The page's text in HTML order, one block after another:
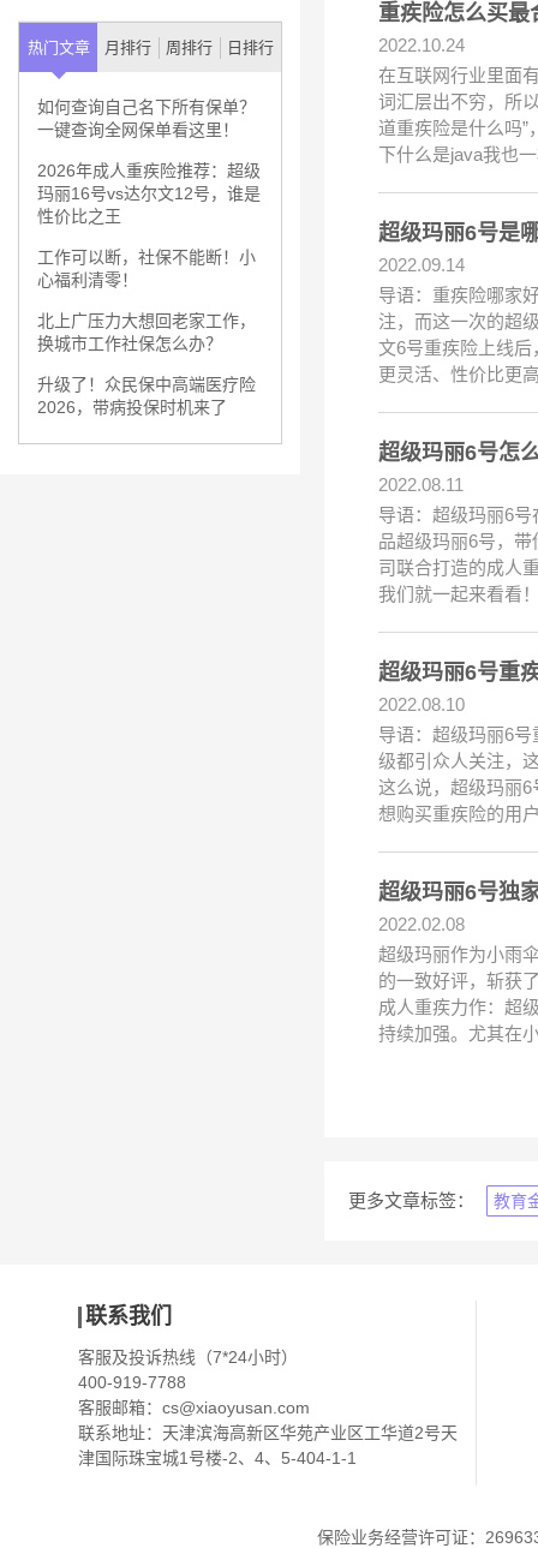
热门文章 月排行 周排行 日排行
如何查询自己名下所有保单？
一键查询全网保单看这里！
2026年成人重疾险推荐：超级
玛丽16号vs达尔文12号，谁是
性价比之王
工作可以断，社保不能断！小
心福利清零！
北上广压力大想回老家工作，
换城市工作社保怎么办？
升级了！众民保中高端医疗险
2026，带病投保时机来了
重疾险怎么买最
2022.10.24
在互联网行业里面
词汇层出不穷，所
道重疾险是什么吗
下什么是java我也
超级玛丽6号是
2022.09.14
导语：重疾险哪家
注，而这一次的超
文6号重疾险上线
更灵活、性价比更
超级玛丽6号怎
2022.08.11
导语：超级玛丽6
品超级玛丽6号，
司联合打造的成人
我们就一起来看看
超级玛丽6号重
2022.08.10
导语：超级玛丽6
级都引众人关注，
这么说，超级玛丽
想购买重疾险的用
超级玛丽6号独
2022.02.08
超级玛丽作为小雨
的一致好评，斩获
成人重疾力作：超
持续加强。尤其在
更多文章标签： 教育
联系我们
客服及投诉热线（7*24小时）
400-919-7788
客服邮箱： cs@xiaoyusan.com
联系地址：天津滨海高新区华苑产业区工华道2号天
津国际珠宝城1号楼-2、4、5-404-1-1
保险业务经营许可证：